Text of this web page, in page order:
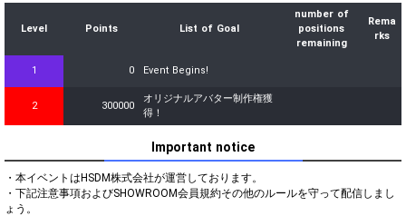
Level Points List of Goal
number of
positions
remaining
Rema
rks
1 0 Event Begins!
2 300000
オリジナルアバター制作権獲
得！
Important notice
・本イベントはHSDM株式会社が運営しております。
・下記注意事項およびSHOWROOM会員規約その他のルールを守って配信しまし
ょう。